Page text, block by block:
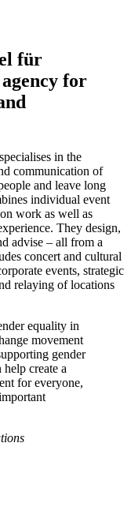
für
for
in the
communication of
and leave long
individual event
work as well as
They design,
advise – all from a
concert and cultural
events, strategic
relaying of locations
equality in
movement
gender
create a
for everyone,